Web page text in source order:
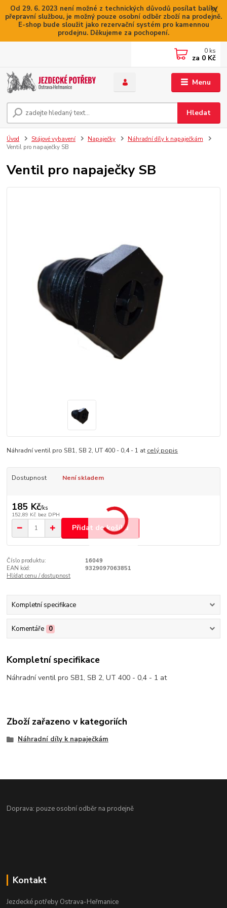
Od 29. 6. 2023 není možné z technických důvodů posílat balíky
přepravní službou, je možný pouze osobní odběr zboží na prodejně.
E-shop bude sloužit jako rezervační systém pro kamennou
prodejnu. Děkujeme za pochopení.
Menu
Hledat
0 ks
za 0 Kč
Úvod Stájové vybavení Napaječky
Náhradní díly k napaječkám
Ventil pro napaječky SB
Ventil pro napaječky SB
Náhradní ventil pro SB1, SB 2, UT 400 - 0,4 - 1 at celý popis
Dostupnost Není skladem
185 Kč/ks
152,89 Kč bez DPH
Přidat do košíku
Číslo produktu:
16049
EAN kód:
9329097063851
Hlídat cenu / dostupnost
Kompletní specifikace
Komentáře 0
Kompletní specifikace
Náhradní ventil pro SB1, SB 2, UT 400 - 0,4 - 1 at
Zboží zařazeno v kategoriích
Náhradní díly k napaječkám
Doprava: pouze osobní odběr na prodejně
Kontakt
Jezdecké potřeby Ostrava-Heřmanice